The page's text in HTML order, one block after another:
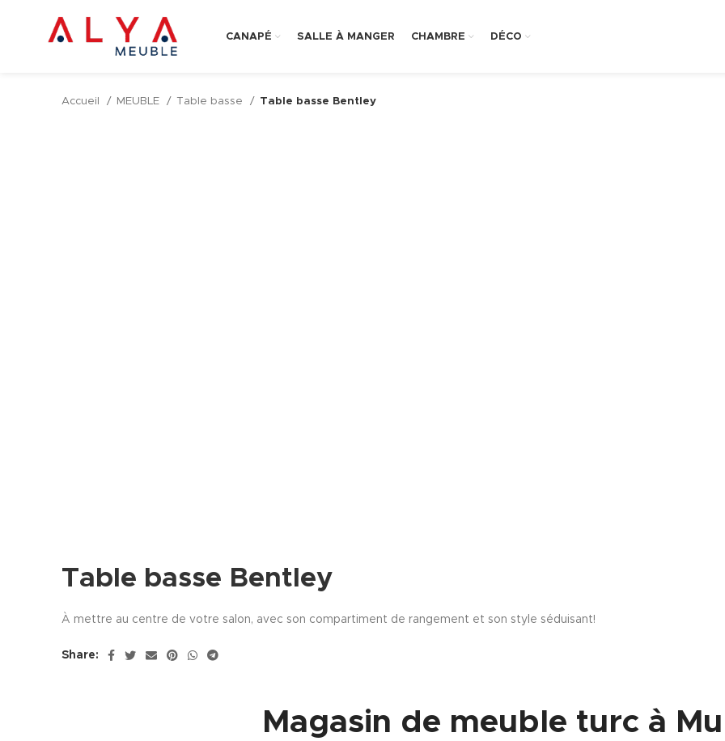
CANAPÉ SALLE À MANGER CHAMBRE DÉCO
Accueil MEUBLE Table basse Table basse Bentley
Table basse Bentley
À mettre au centre de votre salon, avec son compartiment de rangement et son style séduisant!
Share:
Magasin de meuble turc à